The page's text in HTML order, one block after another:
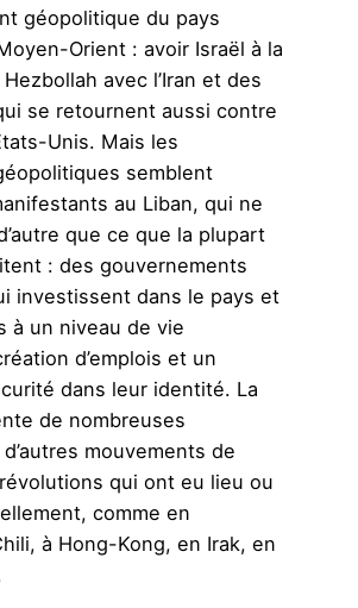
géopolitique du pays
Orient : avoir Israël à la
avec l’Iran et des
se retournent aussi contre
Unis. Mais les
semblent
au Liban, qui ne
que ce que la plupart
: des gouvernements
investissent dans le pays et
à un niveau de vie
d’emplois et un
dans leur identité. La
de nombreuses
mouvements de
qui ont eu lieu ou
comme en
à Hong-Kong, en Irak, en